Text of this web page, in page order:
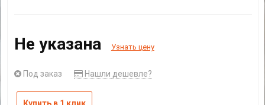
Не указана Узнать цену
Под заказ Нашли дешевле?
Купить в 1 клик